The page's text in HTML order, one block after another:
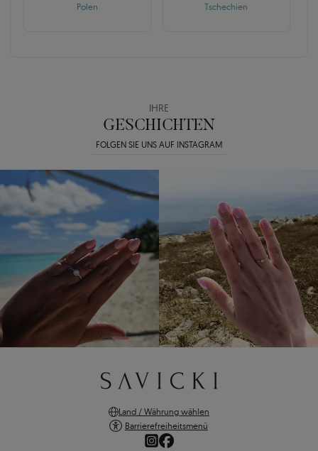
Polen
Tschechien
IHRE
GESCHICHTEN
FOLGEN SIE UNS AUF INSTAGRAM
Land / Währung wählen
Barrierefreiheitsmenü